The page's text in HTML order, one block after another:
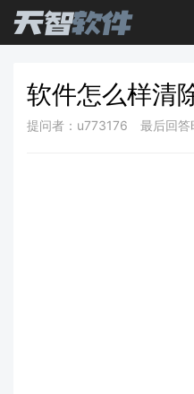
软件怎么样清
提问者：u773176 最后回